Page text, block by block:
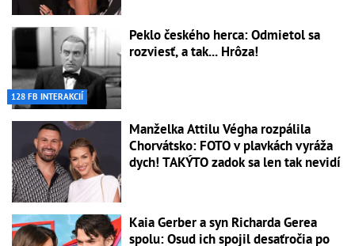
128 FB INTERAKCIÍ
Peklo českého herca: Odmietol sa
rozviesť, a tak... Hrôza!
Manželka Attilu Végha rozpálila
Chorvátsko: FOTO v plavkách vyráža
dych! TAKÝTO zadok sa len tak nevidí
Kaia Gerber a syn Richarda Gerea
spolu: Osud ich spojil desaťročia po